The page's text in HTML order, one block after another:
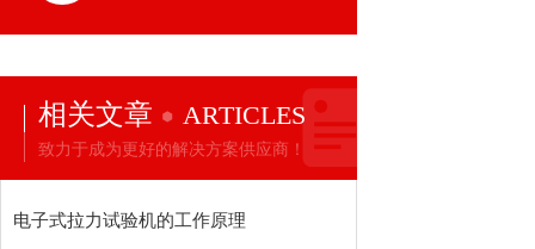
相关文章 ARTICLES
致力于成为更好的解决方案供应商！
电子式拉力试验机的工作原理